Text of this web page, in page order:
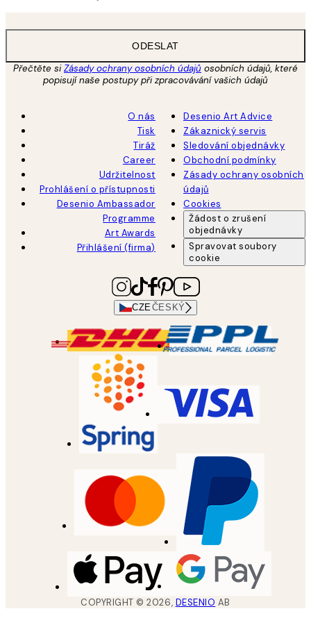
ODESLAT
Přečtěte siZásady ochrany osobních údajů osobních údajů, které
popisují naše postupy při zpracovávání vašich údajů
O nás
Tisk
Tiráž
Career
Udržitelnost
Prohlášení o přístupnosti
Desenio Ambassador
Programme
Art Awards
Přihlášení (firma)
Desenio Art Advice
Zákaznický servis
Sledování objednávky
Obchodní podmínky
Zásady ochrany osobních
údajů
Cookies
Žádost o zrušení
objednávky
Spravovat soubory
cookie
CZEČESKÝ
COPYRIGHT ©2026, DESENIO AB